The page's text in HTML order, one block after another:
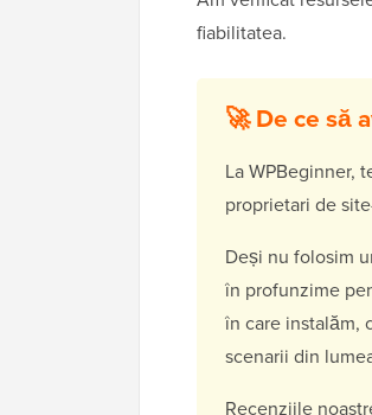
fiabilitatea.
🚀 De ce să
La WPBeginner,
proprietari de
Deși nu folosim
în profunzime
în care instalăm,
scenarii din
Recenziile